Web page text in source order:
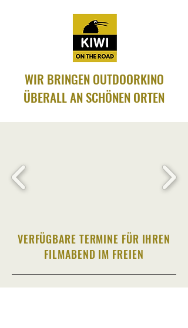
WIR BRINGEN OUTDOORKINO
ÜBERALL AN SCHÖNEN ORTEN
VERFÜGBARE TERMINE FÜR IHREN
FILMABEND IM FREIEN